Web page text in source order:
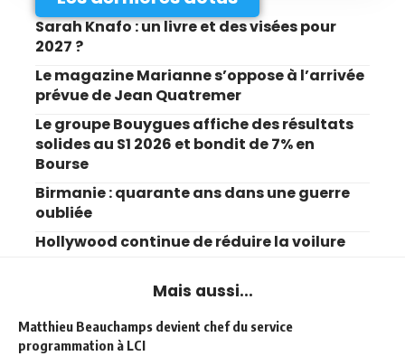
Sarah Knafo : un livre et des visées pour
2027 ?
Le magazine Marianne s’oppose à l’arrivée
prévue de Jean Quatremer
Le groupe Bouygues affiche des résultats
solides au S1 2026 et bondit de 7% en
Bourse
Birmanie : quarante ans dans une guerre
oubliée
Hollywood continue de réduire la voilure
Mais aussi...
Matthieu Beauchamps devient chef du service
programmation à LCI